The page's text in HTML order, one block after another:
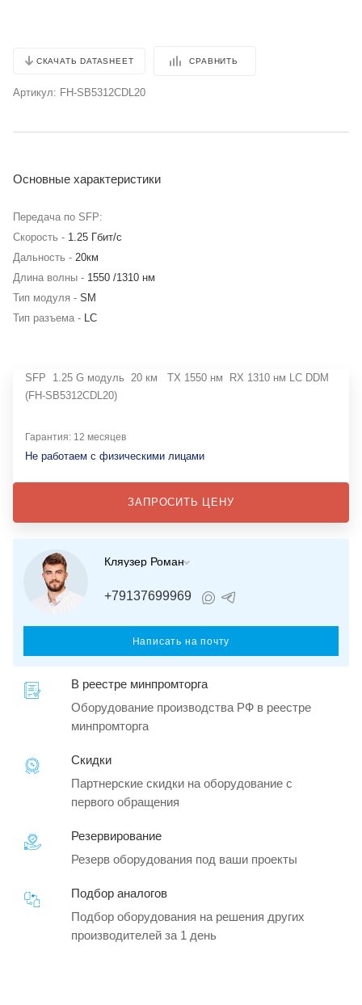
СКАЧАТЬ DATASHEET СРАВНИТЬ
Артикул: FH-SB5312CDL20
Основные характеристики
Передача по SFP:
Скорость - 1.25 Гбит/с
Дальность - 20км
Длина волны - 1550 /1310 нм
Тип модуля - SM
Тип разъема - LC
SFP 1.25 G модуль 20 км TX 1550 нм RX 1310 нм LC DDM
(FH-SB5312CDL20)
Гарантия: 12 месяцев
Не работаем с физическими лицами
ЗАПРОСИТЬ ЦЕНУ
Кляузер Роман
+79137699969
Написать на почту
В реестре минпромторга
Оборудование производства РФ в реестре
минпромторга
Скидки
Партнерские скидки на оборудование с
первого обращения
Резервирование
Резерв оборудования под ваши проекты
Подбор аналогов
Подбор оборудования на решения других
производителей за 1 день